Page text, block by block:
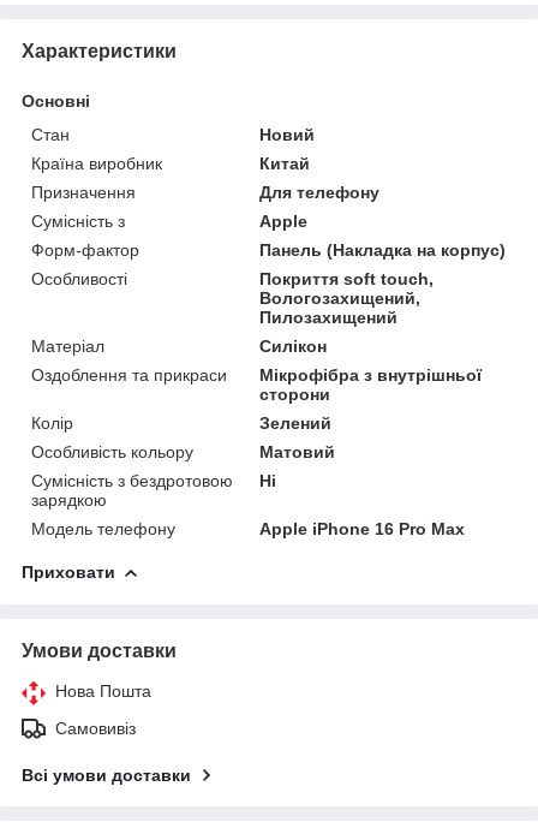
Характеристики
Основні
Стан
Новий
Країна виробник
Китай
Призначення
Для телефону
Сумісність з
Apple
Форм-фактор
Панель (Накладка на корпус)
Особливості
Покриття soft touch,
Вологозахищений,
Пилозахищений
Матеріал
Силікон
Оздоблення та прикраси
Мікрофібра з внутрішньої
сторони
Колір
Зелений
Особливість кольору
Матовий
Сумісність з бездротовою
зарядкою
Ні
Модель телефону Apple iPhone 16 Pro Max
Приховати
Умови доставки
Нова Пошта
Самовивіз
Всі умови доставки